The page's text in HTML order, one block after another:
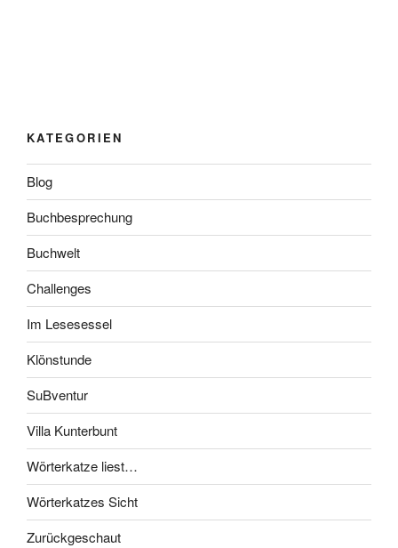
KATEGORIEN
Blog
Buchbesprechung
Buchwelt
Challenges
Im Lesesessel
Klönstunde
SuBventur
Villa Kunterbunt
Wörterkatze liest…
Wörterkatzes Sicht
Zurückgeschaut